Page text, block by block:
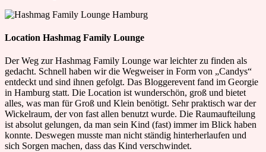
Location Hashmag Family Lounge
Der Weg zur Hashmag Family Lounge war leichter zu finden als
gedacht. Schnell haben wir die Wegweiser in Form von „Candys“
entdeckt und sind ihnen gefolgt. Das Bloggerevent fand im Georgie
in Hamburg statt. Die Location ist wunderschön, groß und bietet
alles, was man für Groß und Klein benötigt. Sehr praktisch war der
Wickelraum, der von fast allen benutzt wurde. Die Raumaufteilung
ist absolut gelungen, da man sein Kind (fast) immer im Blick haben
konnte. Deswegen musste man nicht ständig hinterherlaufen und
sich Sorgen machen, dass das Kind verschwindet.